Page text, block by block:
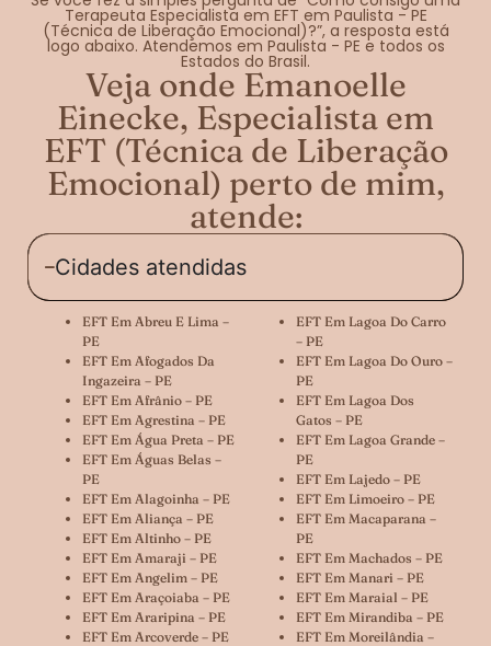
Terapeuta Especialista em EFT em Paulista - PE
(Técnica de Liberação Emocional)?”, a resposta está
logo abaixo. Atendemos em Paulista - PE e todos os
Estados do Brasil.
Veja onde Emanoelle
Einecke, Especialista em
EFT (Técnica de Liberação
Emocional) perto de mim,
atende:
Cidades atendidas
EFT Em Abreu E Lima –
PE
EFT Em Afogados Da
Ingazeira – PE
EFT Em Afrânio – PE
EFT Em Agrestina – PE
EFT Em Água Preta – PE
EFT Em Águas Belas –
PE
EFT Em Alagoinha – PE
EFT Em Aliança – PE
EFT Em Altinho – PE
EFT Em Amaraji – PE
EFT Em Angelim – PE
EFT Em Araçoiaba – PE
EFT Em Araripina – PE
EFT Em Arcoverde – PE
EFT Em Lagoa Do Carro
– PE
EFT Em Lagoa Do Ouro –
PE
EFT Em Lagoa Dos
Gatos – PE
EFT Em Lagoa Grande –
PE
EFT Em Lajedo – PE
EFT Em Limoeiro – PE
EFT Em Macaparana –
PE
EFT Em Machados – PE
EFT Em Manari – PE
EFT Em Maraial – PE
EFT Em Mirandiba – PE
EFT Em Moreilândia –